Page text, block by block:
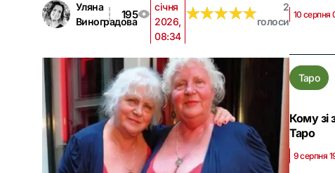
Уляна
Виноградова
195
січня
2026,
08:34
★★★★★
★★★★★
2
голоси
10 серпня
Таро
Кому зі
Таро
9 серпня